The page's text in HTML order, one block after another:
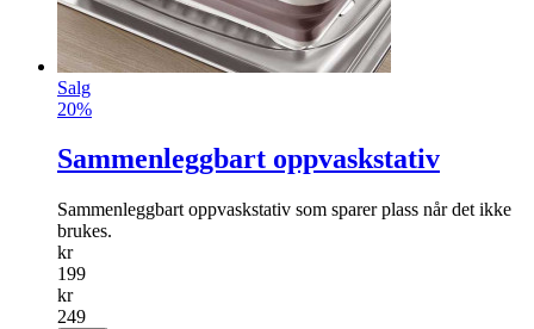
Salg
20%
Sammenleggbart oppvaskstativ
Sammenleggbart oppvaskstativ som sparer plass når det ikke
brukes.
kr
199
kr
249